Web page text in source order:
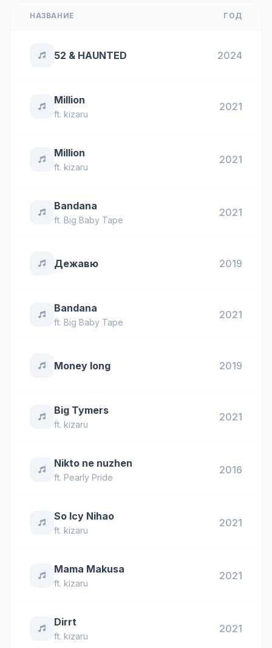
НАЗВАНИЕ ГОД
52 & HAUNTED 2024
Million
ft. kizaru
2021
Million
ft. kizaru
2021
Bandana
ft. Big Baby Tape
2021
Дежавю 2019
Bandana
ft. Big Baby Tape
2021
Money long 2019
Big Tymers
ft. kizaru
2021
Nikto ne nuzhen
ft. Pearly Pride
2016
So Icy Nihao
ft. kizaru
2021
Mama Makusa
ft. kizaru
2021
Dirrt
ft. kizaru
2021